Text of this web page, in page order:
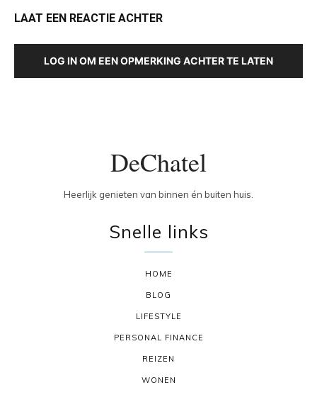
LAAT EEN REACTIE ACHTER
LOG IN OM EEN OPMERKING ACHTER TE LATEN
DeChatel
Heerlijk genieten van binnen én buiten huis.
Snelle links
HOME
BLOG
LIFESTYLE
PERSONAL FINANCE
REIZEN
WONEN